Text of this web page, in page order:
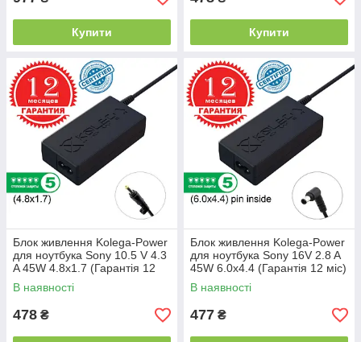
Купити Купити
Блок живлення Kolega-Power
для ноутбука Sony 10.5 V 4.3
A 45W 4.8x1.7 (Гарантія 12
міс)
В наявності
478 ₴
Блок живлення Kolega-Power
для ноутбука Sony 16V 2.8 A
45W 6.0x4.4 (Гарантія 12 міс)
В наявності
477 ₴